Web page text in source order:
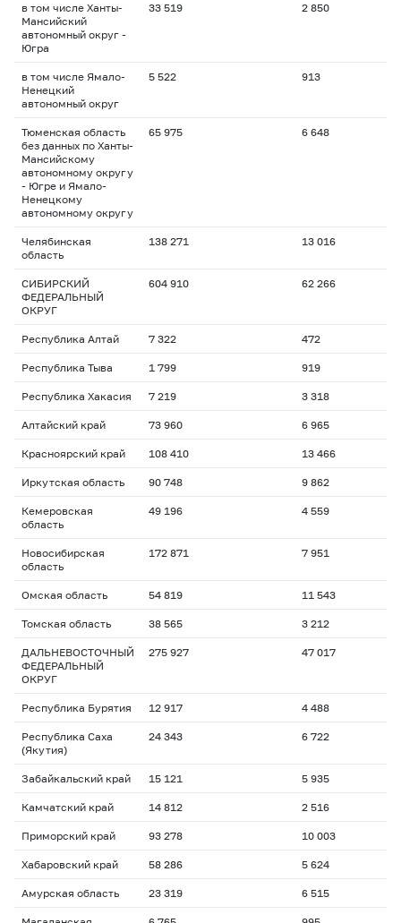
в том числе Ханты-
Мансийский
автономный округ -
Югра
33 519 2 850
в том числе Ямало-
Ненецкий
автономный округ
5 522 913
Тюменская область
без данных по Ханты-
Мансийскому
автономному округу
- Югре и Ямало-
Ненецкому
автономному округу
65 975 6 648
Челябинская
область
138 271 13 016
СИБИРСКИЙ
ФЕДЕРАЛЬНЫЙ
ОКРУГ
604 910 62 266
Республика Алтай 7 322 472
Республика Тыва 1 799 919
Республика Хакасия 7 219 3 318
Алтайский край 73 960 6 965
Красноярский край 108 410 13 466
Иркутская область 90 748 9 862
Кемеровская
область
49 196 4 559
Новосибирская
область
172 871 7 951
Омская область 54 819 11 543
Томская область 38 565 3 212
ДАЛЬНЕВОСТОЧНЫЙ
ФЕДЕРАЛЬНЫЙ
ОКРУГ
275 927 47 017
Республика Бурятия 12 917 4 488
Республика Саха
(Якутия)
24 343 6 722
Забайкальский край 15 121 5 935
Камчатский край 14 812 2 516
Приморский край 93 278 10 003
Хабаровский край 58 286 5 624
Амурская область 23 319 6 515